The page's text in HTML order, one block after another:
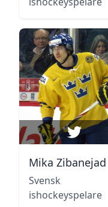
Mika Zibanejad
Svensk
ishockeyspelare